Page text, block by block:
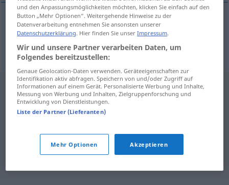
beide ambos
und den Anpassungsmöglichkeiten möchten, klicken Sie einfach auf den
Button „Mehr Optionen“. Weitergehende Hinweise zu der
Datenverarbeitung entnehmen Sie ansonsten unserer
Datenschutzerklärung. Hier finden Sie unserImpressum.
Wir und unsere Partner verarbeiten Daten, um
Folgendes bereitzustellen:
Genaue Geolocation-Daten verwenden. Geräteeigenschaften zur
Identifikation aktiv abfragen. Speichern von und/oder Zugriff auf
Informationen auf einem Gerät. Personalisierte Werbung und Inhalte,
Messung von Werbung und Inhalten, Zielgruppenforschung und
Entwicklung von Dienstleistungen.
Liste der Partner (Lieferanten)
Mehr Optionen Akzeptieren